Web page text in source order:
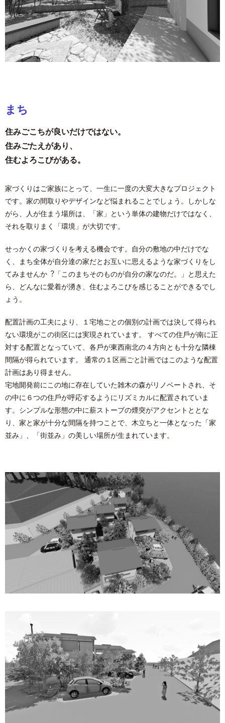
まち
住みごこちが良いだけではない。
住みごたえがあり、
住むよろこびがある。
家づくりはご家族にとって、⼀⽣に⼀度の⼤変⼤きなプロジェクト
です。家の間取りやデザインなど悩まれることでしょう。しかしな
がら、⼈が住まう場所は、「家」という単体の建物だけではなく、
それを取りまく「環境」が⼤切です。
せっかくの家づくりを考える機会です。⾃分の敷地の中だけでな
く、まち全体が⾃分達の家だとお互いに思えるような家づくりをし
てみませんか︖「このまちそのものが⾃分の家なのだ。」と思えた
ら、どんなに愛着が湧き、住むよろこびを感じることができるでし
ょう。
配置計画の⼯夫により、１宅地ごとの個別の計画では決して得られ
ない環境がこの街区には実現されています。 すべての住⼾が南に正
対する配置となっていて、各⼾が東⻄南北の４⽅向とも⼗分な隣棟
間隔が得られています。 通常の１区画ごと計画ではこのような配置
計画はあり得ません。
宅地開発前にこの地に存在していた雑⽊の森がリノベートされ、そ
の中に６つの住⼾が呼応するようにリズミカルに配置されていま
す。シンプルな形態の中に薪ストーブの煙突がアクセントととな
り、家と家が⼗分な間隔を持つことで、⽊⽴ちと⼀体となった「家
並み」、「街並み」の美しい場所が⽣まれています。